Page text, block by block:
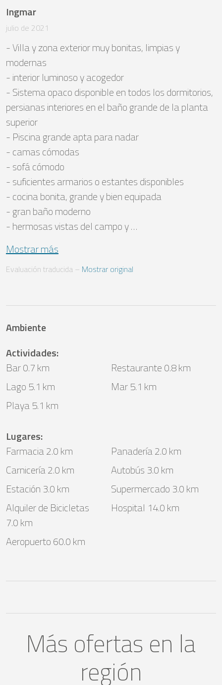
Ingmar
julio de 2021
- Villa y zona exterior muy bonitas, limpias y
modernas
- interior luminoso y acogedor
- Sistema opaco disponible en todos los dormitorios,
persianas interiores en el baño grande de la planta
superior
- Piscina grande apta para nadar
- camas cómodas
- sofá cómodo
- suficientes armarios o estantes disponibles
- cocina bonita, grande y bien equipada
- gran baño moderno
- hermosas vistas del campo y …
Mostrar más
Evaluación traducida – Mostrar original
Ambiente
Actividades:
Bar 0.7 km
Restaurante 0.8 km
Lago 5.1 km
Mar 5.1 km
Playa 5.1 km
Lugares:
Farmacia 2.0 km
Panadería 2.0 km
Carnicería 2.0 km
Autobús 3.0 km
Estación 3.0 km
Supermercado 3.0 km
Alquiler de Bicicletas
7.0 km
Hospital 14.0 km
Aeropuerto 60.0 km
Más ofertas en la
región